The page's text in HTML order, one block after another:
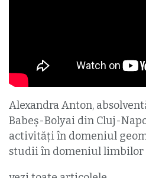
Alexandra Anton,
Babeș-Bolyai din Cluj-
activități în domeniul
studii în domeniul limbilor